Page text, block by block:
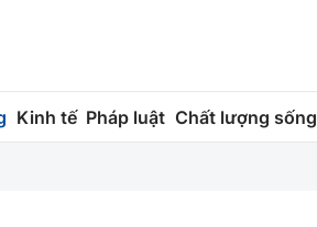
Kinh tế Pháp luật Chất lượng sống